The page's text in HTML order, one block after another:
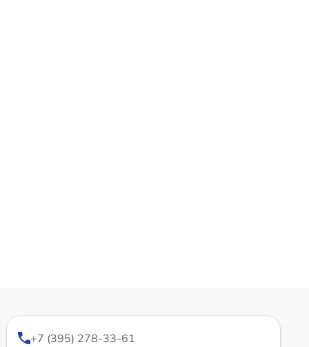
+7 (395) 278-33-61